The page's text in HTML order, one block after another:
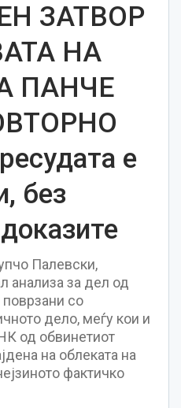
ЗАТВОР
НА
ПАНЧЕ
е
без
Палевски,
анализа за дел од
поврзани со
дело, меѓу кои и
од обвинетиот
на облеката на
фактичко